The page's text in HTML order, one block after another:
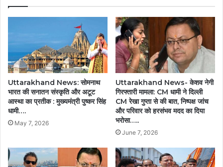
Uttarakhand News: सोमनाथ
भारत की सनातन संस्कृति और अटूट
आस्था का प्रतीक : मुख्यमंत्री पुष्कर सिंह
धामी….
May 7, 2026
Uttarakhand News- केशव नेगी
गिरफ्तारी मामला: CM धामी ने दिल्ली
CM रेखा गुप्ता से की बात, निष्पक्ष जांच
और परिवार को हरसंभव मदद का दिया
भरोसा…..
June 7, 2026